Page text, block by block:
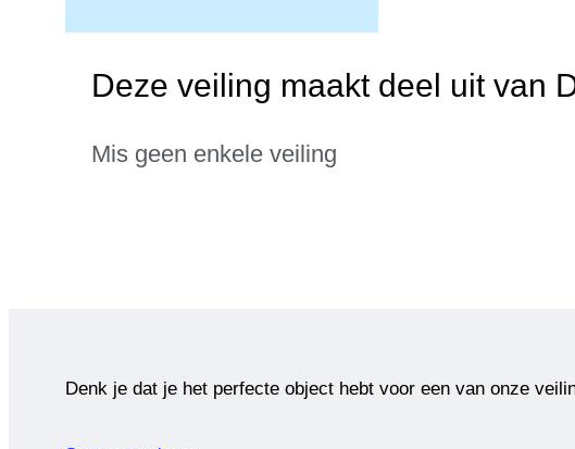
Deze veiling maakt deel uit van
Mis geen enkele veiling
Denk je dat je het perfecte object hebt voor een van onze